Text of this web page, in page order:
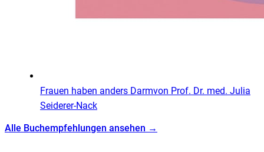
Frauen haben anders Darmvon Prof. Dr. med. Julia
Seiderer-Nack
Alle Buchempfehlungen ansehen →